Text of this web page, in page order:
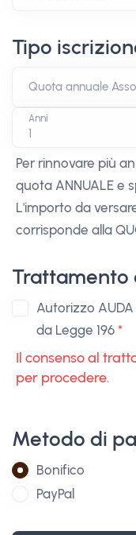
Tipo
Anni
Per rinnovare più
quota ANNUALE e
L'importo da
corrisponde alla
Trattamento
Autorizzo
da Legge 196 *
Il consenso al
per procedere.
Metodo di
Bonifico
PayPal